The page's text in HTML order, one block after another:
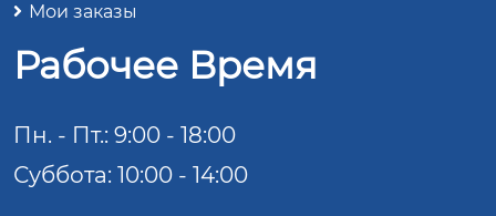
Мои заказы
Рабочее Время
Пн. - Пт.: 9:00 - 18:00
Суббота: 10:00 - 14:00